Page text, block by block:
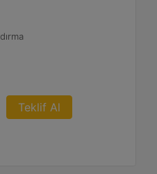
Teklif Al